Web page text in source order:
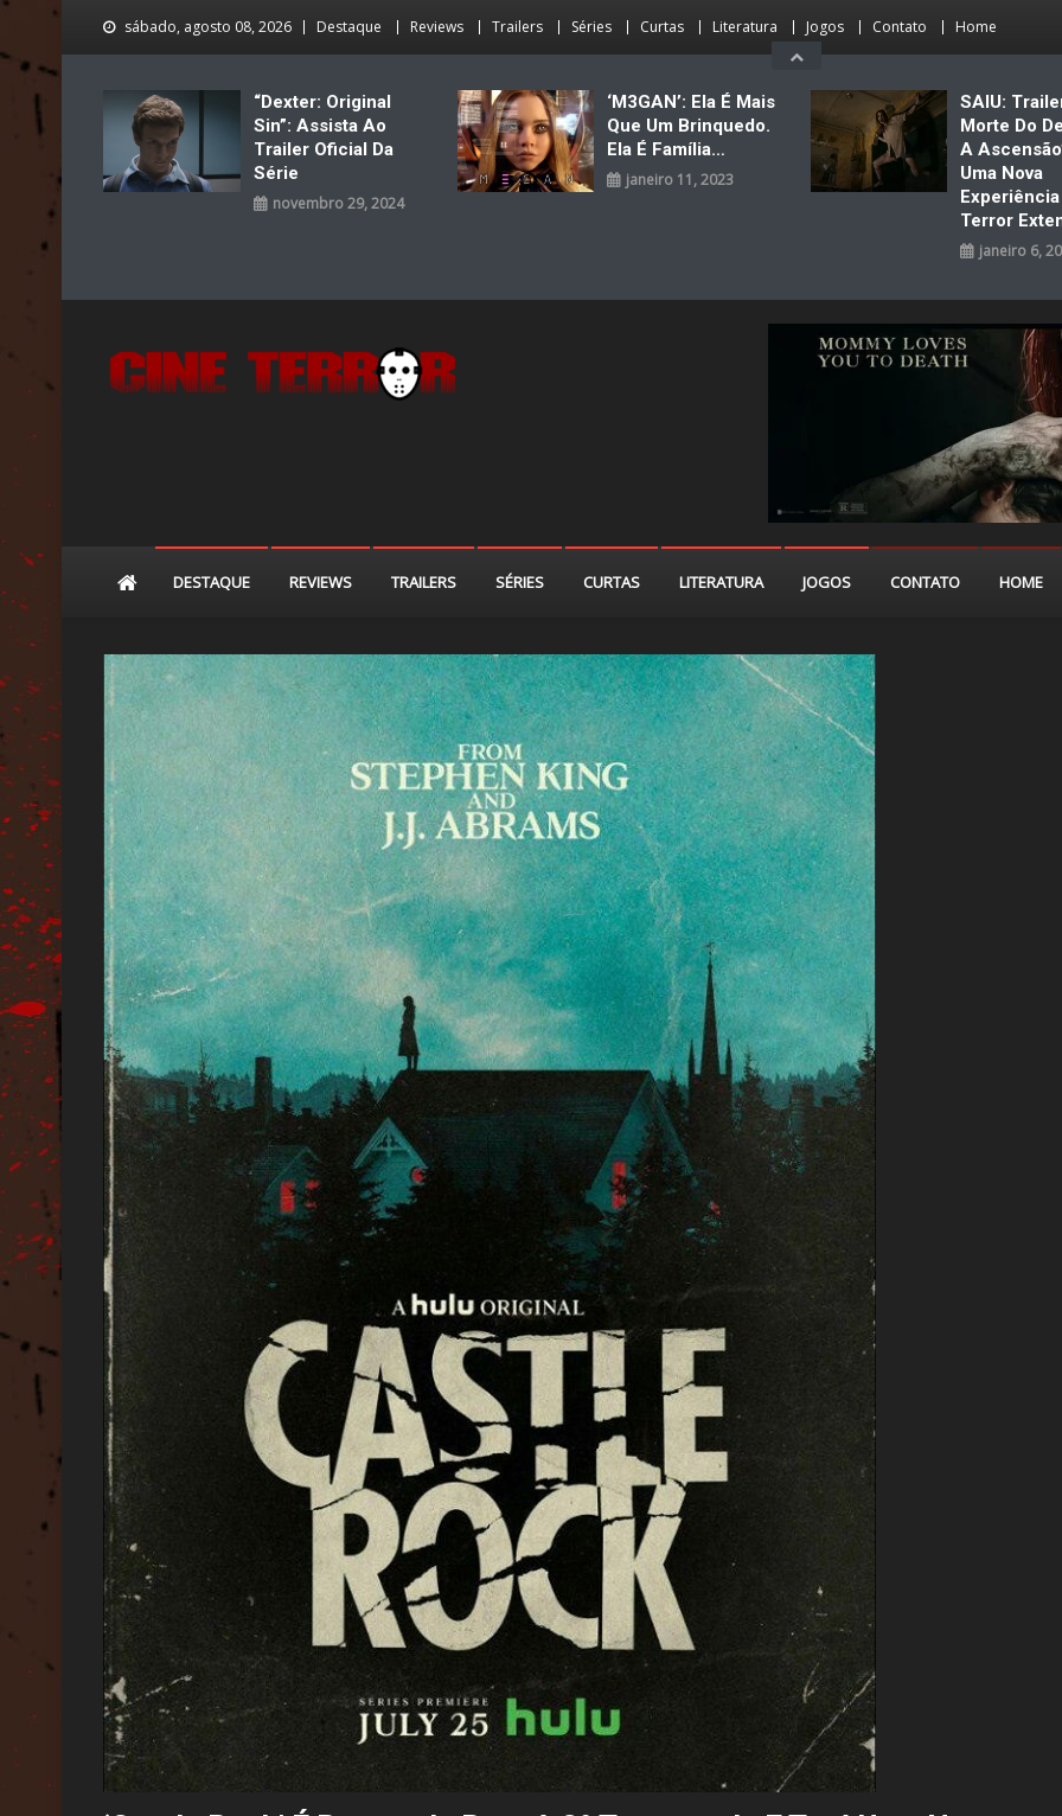
sábado, agosto 08, 2026 Destaque Reviews Trailers Séries Curtas Literatura Jogos Contato Home
“Dexter: Original
Sin”: Assista Ao
Trailer Oficial Da
Série
novembro 29, 2024
‘M3GAN’: Ela É Mais
Que Um Brinquedo.
Ela É Família…
janeiro 11, 2023
SAIU:
Morte Do
A
Uma Nova
Experiência
Terror
janeiro 6,
DESTAQUE REVIEWS TRAILERS SÉRIES CURTAS LITERATURA JOGOS CONTATO HOME